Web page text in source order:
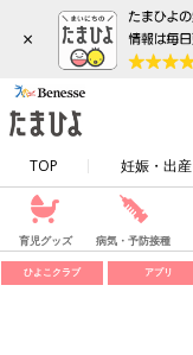
×
TOP 妊娠・出産
育児グッズ 病気・予防接種
ひよこクラブ アプリ